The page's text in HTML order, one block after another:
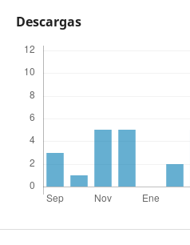
Descargas